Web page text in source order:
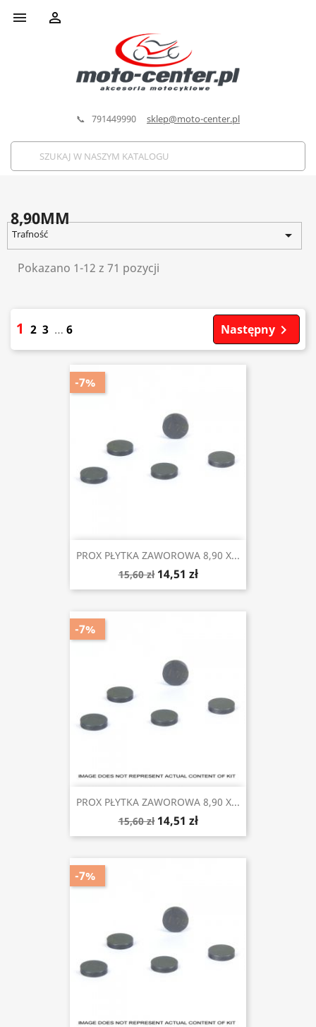
 
📞 791449990 sklep@moto-center.pl
8,90MM
Trafność 
Pokazano 1-12 z 71 pozycji
1 2 3 … 6 Następny 
PROX PŁYTKA ZAWOROWA 8,90 X...
15,60 zł 14,51 zł
-7%
PROX PŁYTKA ZAWOROWA 8,90 X...
15,60 zł 14,51 zł
-7%
-7%